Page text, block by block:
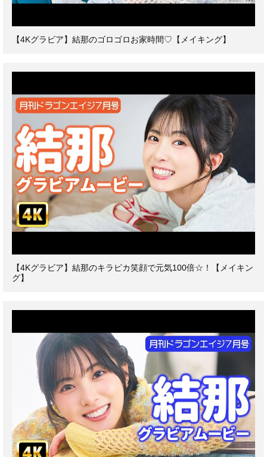
【4Kグラビア】結那のゴロゴロお家時間♡【メイキング】
【4Kグラビア】結那のキラピカ笑顔で元気100倍☆！【メイキン
グ】